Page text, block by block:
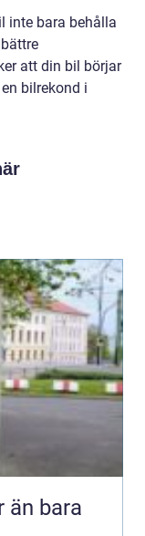
inte bara behålla
att din bil börjar
bilrekond i